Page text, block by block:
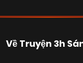
Về Truyện 3h